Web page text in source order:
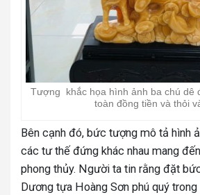
Tượng khắc họa hình ảnh ba chú dê
toàn đồng tiền và thỏi
Bên cạnh đó, bức tượng mô tả hình
các tư thế đứng khác nhau mang
phong thủy. Người ta tin rằng đặt
Dương tựa Hoàng Sơn phú quý